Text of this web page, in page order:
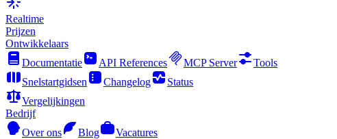
Realtime
Prijzen
Ontwikkelaars
Documentatie
API References MCP Server
Tools
Snelstartgidsen
Changelog
Status
Vergelijkingen
Bedrijf
Over ons
Blog
Vacatures